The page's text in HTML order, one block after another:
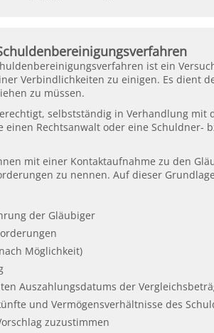
ist ein
Verbindlichkeiten zu einigen. Es dient
zu müssen.
selbstständig in Verhandlung mit
einen Rechtsanwalt oder eine Schuldner-
mit einer Kontaktaufnahme zu den
zu nennen. Auf dieser
der Gläubiger
Möglichkeit)
Auszahlungsdatums der
und Vermögensverhältnisse des
zuzustimmen